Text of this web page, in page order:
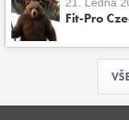
21. Ledna
Fit-Pro